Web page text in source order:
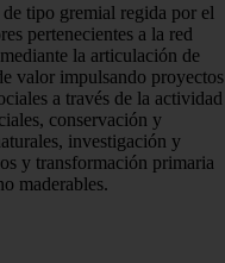
tipo gremial regida por el
pertenecientes a la red
la articulación de
valor impulsando proyectos
a través de la actividad
conservación y
investigación y
y transformación primaria
maderables.